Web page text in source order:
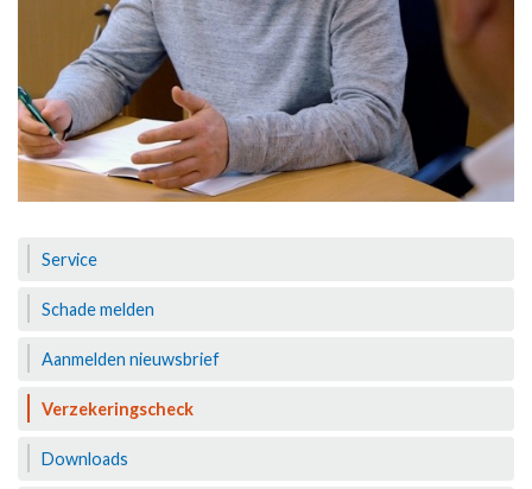
Service
Schade melden
Aanmelden nieuwsbrief
Verzekeringscheck
Downloads